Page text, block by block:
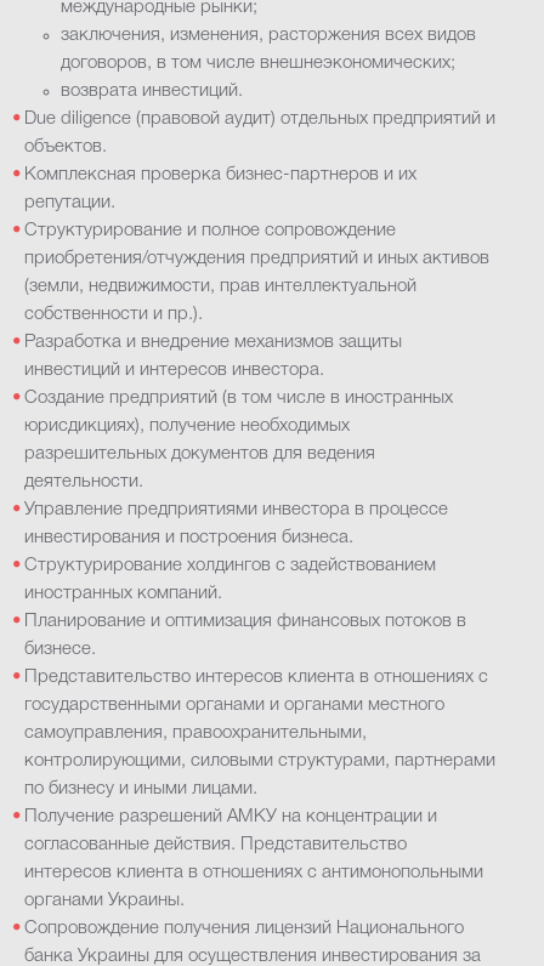
международные рынки;
заключения, изменения, расторжения всех видов
договоров, в том числе внешнеэкономических;
возврата инвестиций.
Due diligence (правовой аудит) отдельных предприятий и
объектов.
Комплексная проверка бизнес-партнеров и их
репутации.
Структурирование и полное сопровождение
приобретения/отчуждения предприятий и иных активов
(земли, недвижимости, прав интеллектуальной
собственности и пр.).
Разработка и внедрение механизмов защиты
инвестиций и интересов инвестора.
Создание предприятий (в том числе в иностранных
юрисдикциях), получение необходимых
разрешительных документов для ведения
деятельности.
Управление предприятиями инвестора в процессе
инвестирования и построения бизнеса.
Структурирование холдингов с задействованием
иностранных компаний.
Планирование и оптимизация финансовых потоков в
бизнесе.
Представительство интересов клиента в отношениях с
государственными органами и органами местного
самоуправления, правоохранительными,
контролирующими, силовыми структурами, партнерами
по бизнесу и иными лицами.
Получение разрешений АМКУ на концентрации и
согласованные действия. Представительство
интересов клиента в отношениях с антимонопольными
органами Украины.
Сопровождение получения лицензий Национального
банка Украины для осуществления инвестирования за